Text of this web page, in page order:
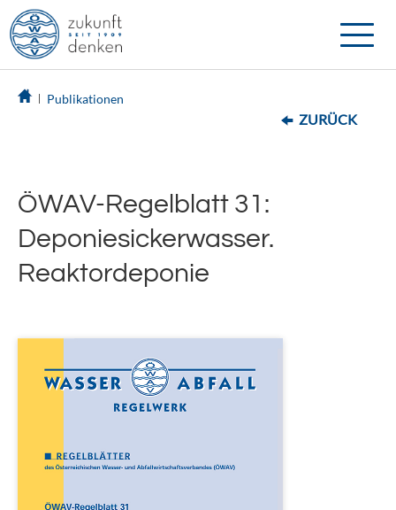
Toggle
Publikationen
ZURÜCK
ÖWAV-Regelblatt 31:
Deponiesickerwasser.
Reaktordeponie